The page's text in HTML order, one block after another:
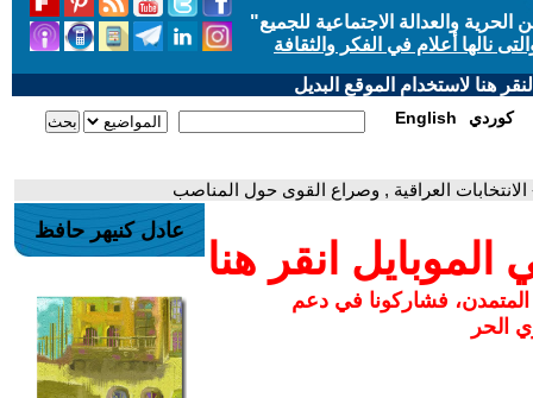
والعدالة الاجتماعية للجميع"
نالها أعلام في الفكر والثقافة
هنا لاستخدام الموقع البديل
English كوردي
الانتخابات العراقية , وصراع القوى حول المناصب
انقر هنا
المتمدن، فشاركونا في دعم
الحر
عادل كنيهر حافظ